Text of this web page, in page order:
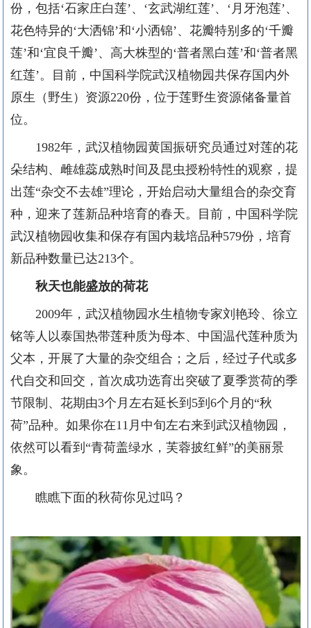
份，包括‘石家庄白莲’、‘玄武湖红莲’、‘月牙泡莲’、
花色特异的‘大洒锦’和‘小洒锦’、花瓣特别多的‘千瓣
莲’和‘宜良千瓣’、高大株型的‘普者黑白莲’和‘普者黑
红莲’。目前，中国科学院武汉植物园共保存国内外
原生（野生）资源220份，位于莲野生资源储备量首
位。
1982年，武汉植物园黄国振研究员通过对莲的花
朵结构、雌雄蕊成熟时间及昆虫授粉特性的观察，提
出莲“杂交不去雄”理论，开始启动大量组合的杂交育
种，迎来了莲新品种培育的春天。目前，中国科学院
武汉植物园收集和保存有国内栽培品种579份，培育
新品种数量已达213个。
秋天也能盛放的荷花
2009年，武汉植物园水生植物专家刘艳玲、徐立
铭等人以泰国热带莲种质为母本、中国温代莲种质为
父本，开展了大量的杂交组合；之后，经过子代或多
代自交和回交，首次成功选育出突破了夏季赏荷的季
节限制、花期由3个月左右延长到5到6个月的“秋
荷”品种。如果你在11月中旬左右来到武汉植物园，
依然可以看到“青荷盖绿水，芙蓉披红鲜”的美丽景
象。
瞧瞧下面的秋荷你见过吗？